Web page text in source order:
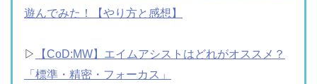
遊んでみた！【やり方と感想】
▷
【CoD:MW】エイムアシストはどれがオススメ？
「標準・精密・フォーカス」